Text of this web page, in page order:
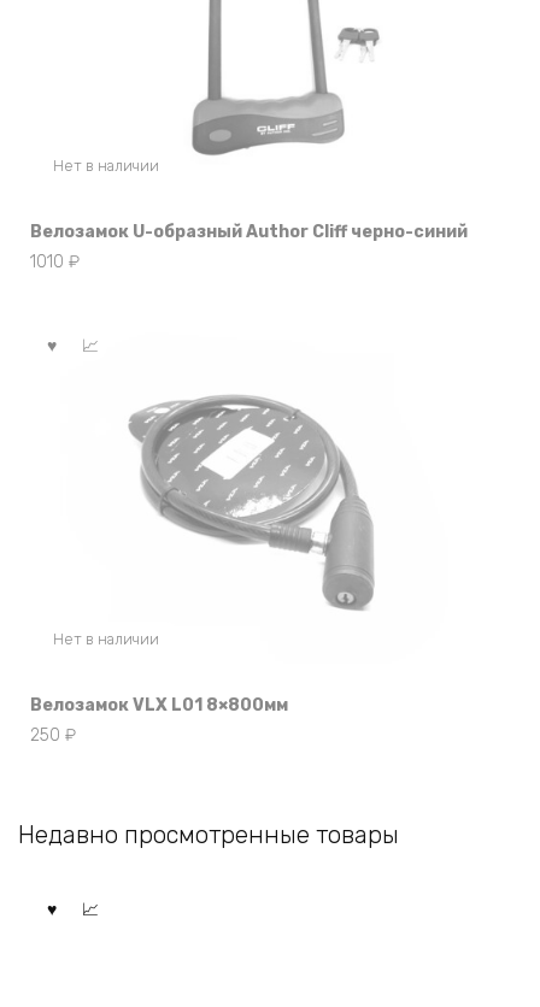
Нет в наличии
Велозамок U-образный Author Cliff черно-синий
1010 ₽
Нет в наличии
Велозамок VLX L01 8×800мм
250 ₽
Недавно просмотренные товары